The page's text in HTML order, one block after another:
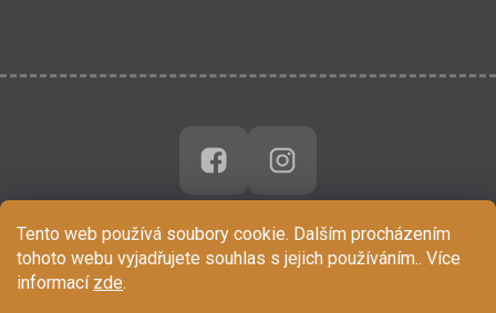
Tento web používá soubory cookie. Dalším procházením
tohoto webu vyjadřujete souhlas s jejich používáním.. Více
informací zde.